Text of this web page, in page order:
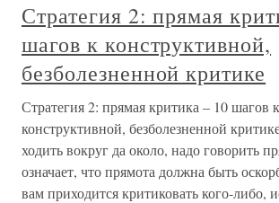
Стратегия 2: прямая
шагов к конструктивной,
безболезненной критике
Стратегия 2: прямая критика – 10 шагов к
конструктивной, безболезненной
ходить вокруг да около, надо говорить
означает, что прямота должна быть
вам приходится критиковать кого-либо,